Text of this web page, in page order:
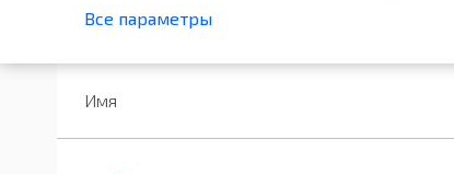
Все параметры
Имя